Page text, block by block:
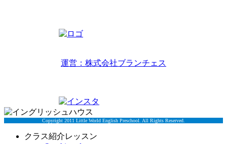
運営：株式会社ブランチェス
Copyright 2011 Little World English Preschool. All Rights Reserved.
クラス紹介レッスン